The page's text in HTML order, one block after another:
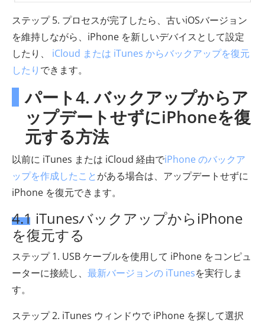
ステップ 5. プロセスが完了したら、古いiOSバージョン
を維持しながら、iPhone を新しいデバイスとして設定
したり、 iCloud または iTunes からバックアップを復元
したり できます。
パート4. バックアップからア
ップデートせずにiPhoneを復
元する方法
以前に iTunes または iCloud 経由でiPhone のバックア
ップを作成したことがある場合は、アップデートせずに
iPhone を復元できます。
4.1 iTunesバックアップからiPhone
を復元する
ステップ 1. USB ケーブルを使用して iPhone をコンピュ
ーターに接続し、 最新バージョンの iTunesを実行しま
す。
ステップ 2. iTunes ウィンドウで iPhone を探して選択